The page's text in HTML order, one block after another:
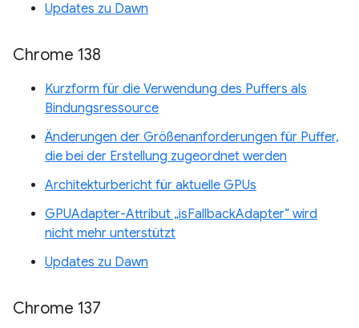
Updates zu Dawn
Chrome 138
Kurzform für die Verwendung des Puffers als
Bindungsressource
Änderungen der Größenanforderungen für Puffer,
die bei der Erstellung zugeordnet werden
Architekturbericht für aktuelle GPUs
GPUAdapter-Attribut „isFallbackAdapter“ wird
nicht mehr unterstützt
Updates zu Dawn
Chrome 137